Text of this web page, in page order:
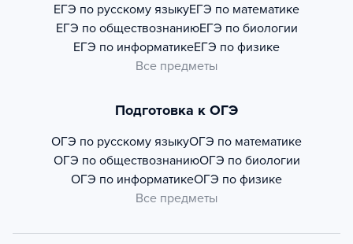
ЕГЭ по русскому языкуЕГЭ по математике
ЕГЭ по обществознаниюЕГЭ по биологии
ЕГЭ по информатикеЕГЭ по физике
Все предметы
Подготовка к ОГЭ
ОГЭ по русскому языкуОГЭ по математике
ОГЭ по обществознаниюОГЭ по биологии
ОГЭ по информатикеОГЭ по физике
Все предметы